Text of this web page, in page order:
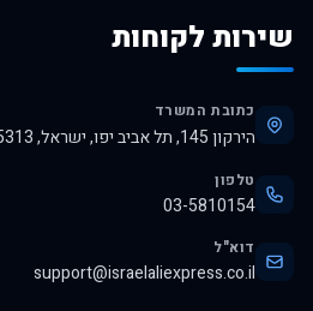
שירות לקוחות
כתובת המשרד
הירקון 145, תל אביב יפו, ישראל, 6345313
טלפון
03-5810154
דוא"ל
support@israelaliexpress.co.il